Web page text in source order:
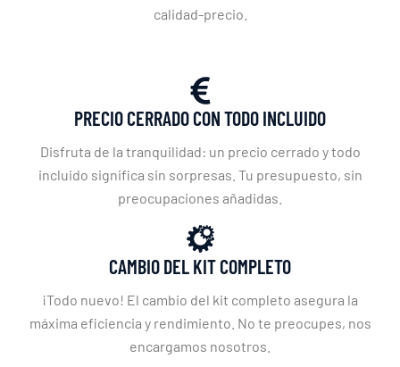
calidad-precio.
PRECIO CERRADO CON TODO INCLUIDO
Disfruta de la tranquilidad: un precio cerrado y todo
incluido significa sin sorpresas. Tu presupuesto, sin
preocupaciones añadidas.
CAMBIO DEL KIT COMPLETO
¡Todo nuevo! El cambio del kit completo asegura la
máxima eficiencia y rendimiento. No te preocupes, nos
encargamos nosotros.